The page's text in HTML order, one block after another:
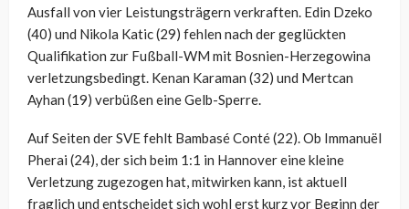
Ausfall von vier Leistungsträgern verkraften. Edin Dzeko
(40) und Nikola Katic (29) fehlen nach der geglückten
Qualifikation zur Fußball-WM mit Bosnien-Herzegowina
verletzungsbedingt. Kenan Karaman (32) und Mertcan
Ayhan (19) verbüßen eine Gelb-Sperre.
Auf Seiten der SVE fehlt Bambasé Conté (22). Ob Immanuël
Pherai (24), der sich beim 1:1 in Hannover eine kleine
Verletzung zugezogen hat, mitwirken kann, ist aktuell
fraglich und entscheidet sich wohl erst kurz vor Beginn der